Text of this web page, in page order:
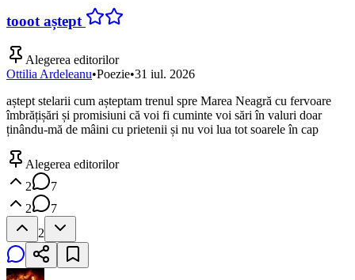
tooot aștept
Alegerea editorilor
Ottilia Ardeleanu•Poezie•31 iul. 2026
aștept stelarii cum așteptam trenul spre Marea Neagră cu fervoare
îmbrățișări și promisiuni că voi fi cuminte voi sări în valuri doar
ținându-mă de mâini cu prietenii și nu voi lua tot soarele în cap
Alegerea editorilor
2
7
2
7
2